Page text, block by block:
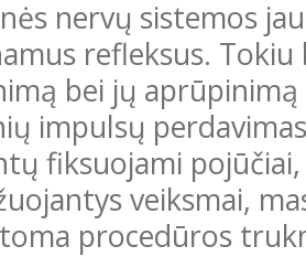
nervų sistemos
refleksus.
bei jų
impulsų
fiksuojami
veiksmai,
procedūros